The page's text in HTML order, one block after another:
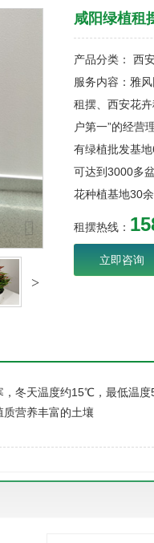
咸阳绿植租
产品分类： 西
服务内容：雅
租摆、西安花
户第一”的经营
有绿植批发基
可达到3000多
花种植基地30余
租摆热线：
立即咨询
冬天温度约15℃，最低温
营养丰富的土壤